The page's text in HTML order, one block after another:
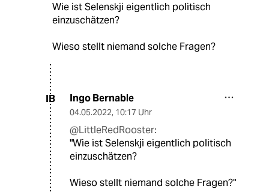
Wie ist Selenskji eigentlich politisch
einzuschätzen?
Wieso stellt niemand solche Fragen?
IB Ingo Bernable
04.05.2022, 10:17 Uhr
@LittleRedRooster:
"Wie ist Selenskji eigentlich politisch
einzuschätzen?
Wieso stellt niemand solche Fragen?"